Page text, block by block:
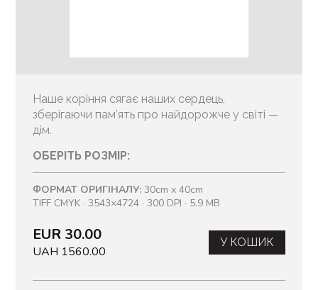
Наше коріння сягає наших сердець,
зберігаючи пам’ять про найдорожче у світі —
дім.
ОБЕРІТЬ РОЗМІР:
ФОРМАТ ОРИГІНАЛУ: 30cm x 40cm
TIFF CMYK · 3543×4724 · 300 DPI · 5.9 MB
EUR 30.00
UAH 1560.00
У КОШИК